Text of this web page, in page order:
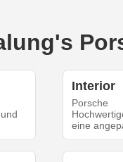
Interior
Porsche
eine